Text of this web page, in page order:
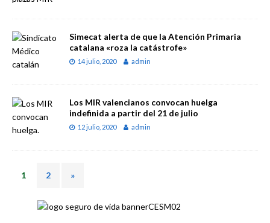
Simecat alerta de que la Atención Primaria
catalana «roza la catástrofe»
14 julio, 2020 admin
Los MIR valencianos convocan huelga
indefinida a partir del 21 de julio
12 julio, 2020 admin
1 2 »